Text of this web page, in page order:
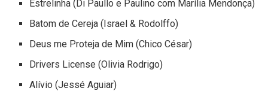
Estrelinha (Di Paullo e Paulino com Marília Mendonça)
Batom de Cereja (Israel & Rodolffo)
Deus me Proteja de Mim (Chico César)
Drivers License (Olivia Rodrigo)
Alívio (Jessé Aguiar)